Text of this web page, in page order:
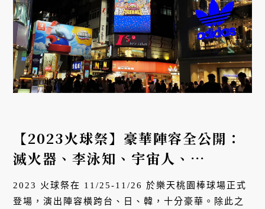
【2023火球祭】豪華陣容全公開：
滅火器、李泳知、宇宙人、
TRASH、15 位樂天女孩助陣串
場，驚喜共演不可錯過！
2023 火球祭在 11/25-11/26 於樂天桃園棒球場正式
登場，演出陣容橫跨台、日、韓，十分豪華。除此之